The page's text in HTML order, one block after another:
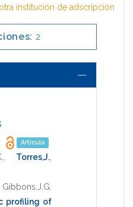
institución de adscripción
2
Artículo
Torres,J.
Gibbons,J.G.
profiling of